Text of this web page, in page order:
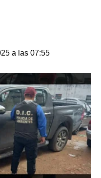
a las 07:55